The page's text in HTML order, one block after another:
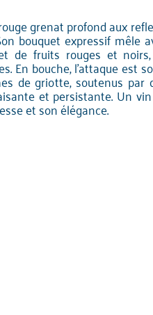
grenat profond aux
bouquet expressif mêle
de fruits rouges et
En bouche, l'attaque est
de griotte, soutenus par
et persistante. Un
et son élégance.